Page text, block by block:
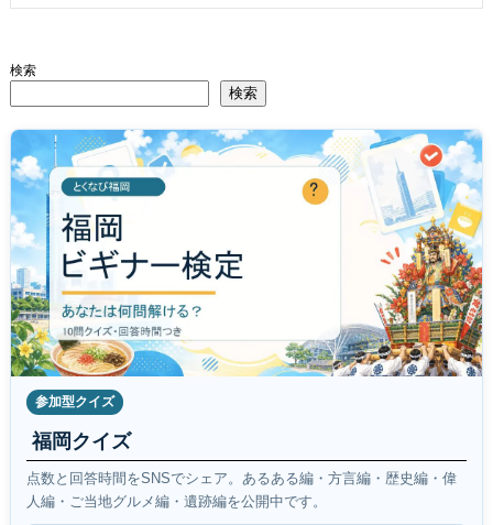
検索
検索
参加型クイズ
福岡クイズ
点数と回答時間をSNSでシェア。あるある編・方言編・歴史編・偉
人編・ご当地グルメ編・遺跡編を公開中です。